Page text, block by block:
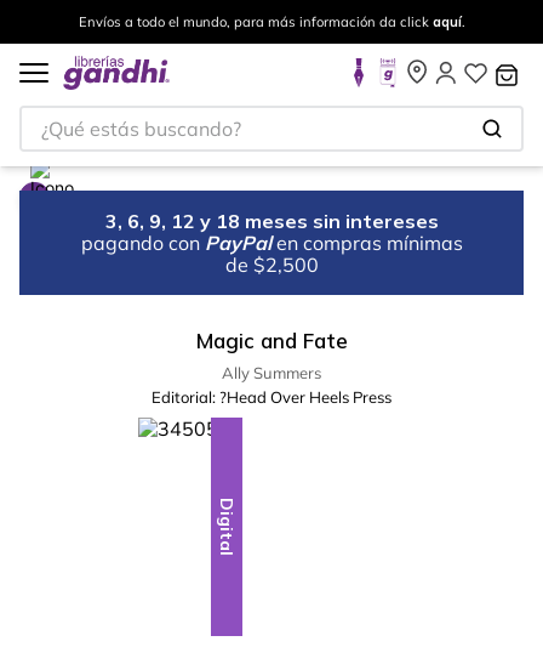
Envíos a todo el mundo, para más información da click aquí.
¿Qué estás buscando?
3, 6, 9, 12 y 18 meses sin intereses
pagando con PayPal en compras mínimas
de $2,500
Magic and Fate
Ally Summers
Editorial: ?Head Over Heels Press
Digital